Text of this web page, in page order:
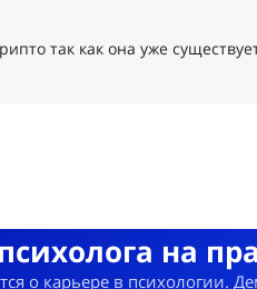
так как она уже
на
о карьере в психологии.